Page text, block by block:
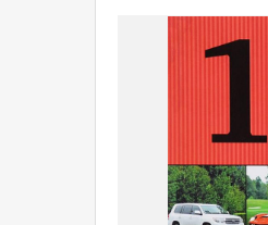
Добавить товар или